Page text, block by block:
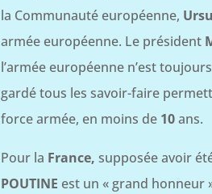
la Communauté européenne,
armée européenne. Le président
l’armée européenne n’est
gardé tous les savoir-faire
force armée, en moins de 10ans.
Pour la France, supposée avoir
POUTINE est un « grand honneur